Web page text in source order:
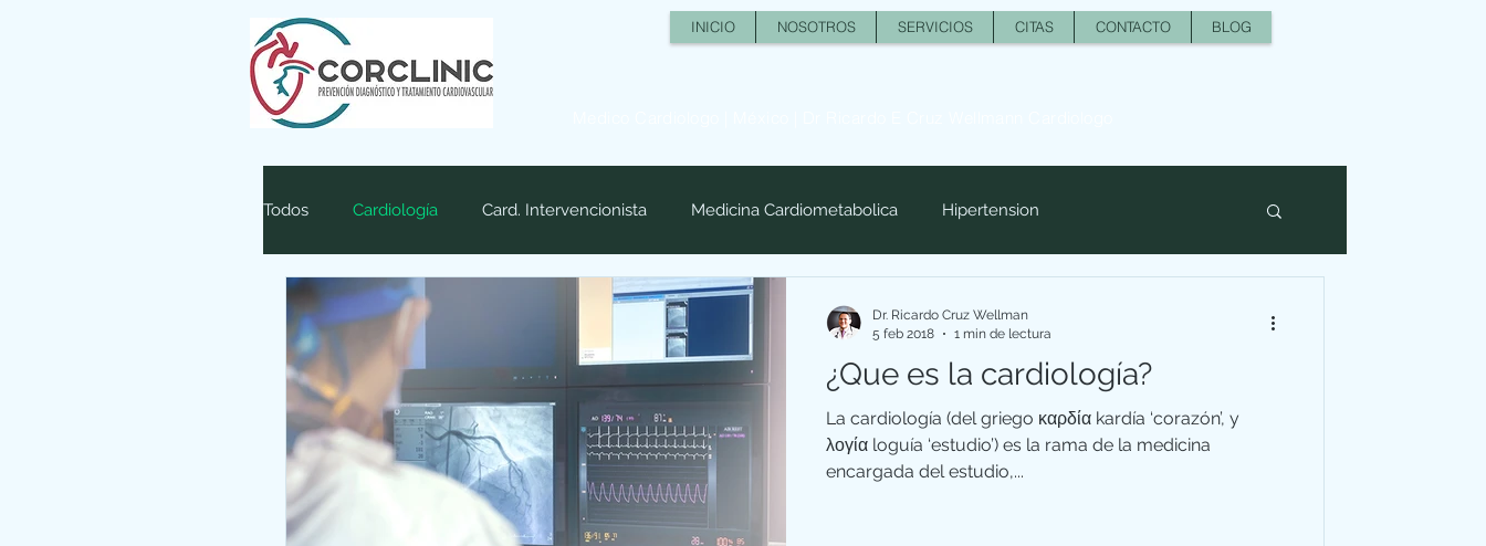
INICIO NOSOTROS SERVICIOS CITAS CONTACTO BLOG
Todos Cardiología Card. Intervencionista Medicina Cardiometabolica Hipertension
¿Que es la cardiología?
La cardiología (del griego καρδία kardía ‘corazón’, y
λογία loguía ‘estudio’) es la rama de la medicina
encargada del estudio,...
Dr. Ricardo Cruz Wellman
5 feb 2018
1 min de lectura